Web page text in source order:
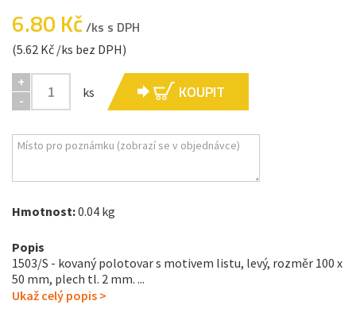
6.80 Kč/ks s DPH
(5.62 Kč /ks bez DPH)
+
-
ks KOUPIT
Hmotnost:0.04 kg
Popis
1503/S - kovaný polotovar s motivem listu, levý, rozměr 100 x
50 mm, plech tl. 2 mm. ...
Ukaž celý popis >